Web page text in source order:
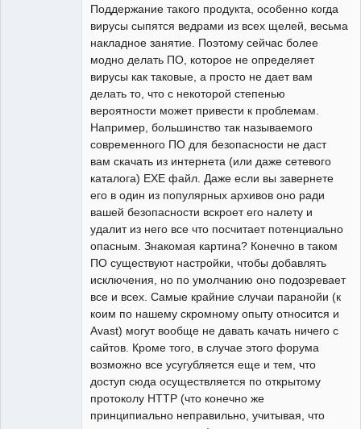
Поддержание такого продукта, особенно когда
вирусы сыпятся ведрами из всех щелей, весьма
накладное занятие. Поэтому сейчас более
модно делать ПО, которое не определяет
вирусы как таковые, а просто не дает вам
делать то, что с некоторой степенью
вероятности может привести к проблемам.
Например, большинство так называемого
современного ПО для безопасности не даст
вам скачать из интернета (или даже сетевого
каталога) EXE файл. Даже если вы завернете
его в один из популярных архивов оно ради
вашей безопасности вскроет его налету и
удалит из него все что посчитает потенциально
опасным. Знакомая картина? Конечно в таком
ПО существуют настройки, чтобы добавлять
исключения, но по умолчанию оно подозревает
все и всех. Самые крайние случаи паранойи (к
коим по нашему скромному опыту относится и
Avast) могут вообще не давать качать ничего с
сайтов. Кроме того, в случае этого форума
возможно все усугубляется еще и тем, что
доступ сюда осуществляется по открытому
протоколу HTTP (что конечно же
принципиально неправильно, учитывая, что